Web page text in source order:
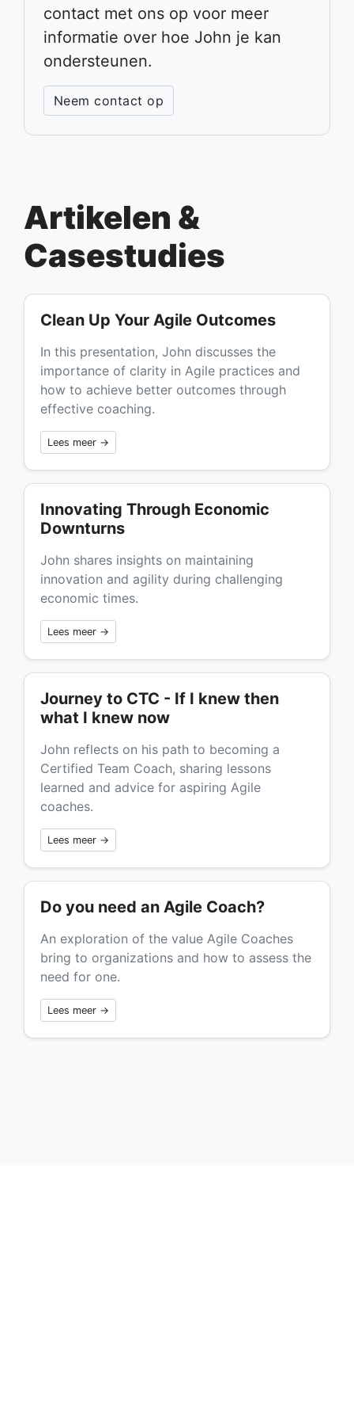
contact met ons op voor meer
informatie over hoe John je kan
ondersteunen.
Neem contact op
Artikelen &
Casestudies
Clean Up Your Agile Outcomes
In this presentation, John discusses the
importance of clarity in Agile practices and
how to achieve better outcomes through
effective coaching.
Lees meer →
Innovating Through Economic
Downturns
John shares insights on maintaining
innovation and agility during challenging
economic times.
Lees meer →
Journey to CTC - If I knew then
what I knew now
John reflects on his path to becoming a
Certified Team Coach, sharing lessons
learned and advice for aspiring Agile
coaches.
Lees meer →
Do you need an Agile Coach?
An exploration of the value Agile Coaches
bring to organizations and how to assess the
need for one.
Lees meer →